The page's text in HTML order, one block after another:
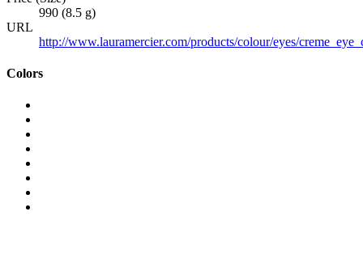
990 (8.5 g)
URL
http://www.lauramercier.com/products/colour/eyes/
Colors